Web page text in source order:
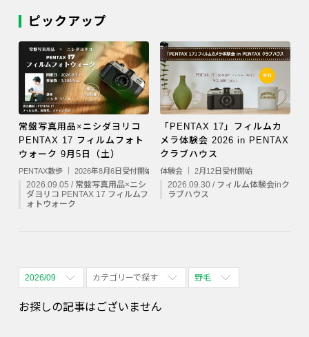
ピックアップ
常盤写真用品×ニシダヨリコ
PENTAX 17 フィルムフォト
ウォーク 9月5日（土）
PENTAX散歩 ｜ 2026年8月6日受付開始
2026.09.05 / 常盤写真用品×ニシ
ダヨリコ PENTAX 17 フィルムフ
ォトウォーク
「PENTAX 17」フィルムカ
メラ体験会 2026 in PENTAX
クラブハウス
体験会 ｜ 2月12日受付開始
2026.09.30 / フィルム体験会inク
ラブハウス
2026/09
全期間
カテゴリーで探す
全て表示
野毛
お探しの記事はございません